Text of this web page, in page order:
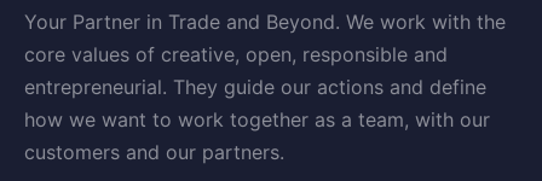
Your Partner in Trade and Beyond. We work with the
core values of creative, open, responsible and
entrepreneurial. They guide our actions and define
how we want to work together as a team, with our
customers and our partners.